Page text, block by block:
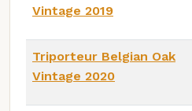
Vintage 2019
Triporteur Belgian Oak
Vintage 2020